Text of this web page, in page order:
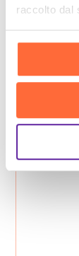
raccolto dal